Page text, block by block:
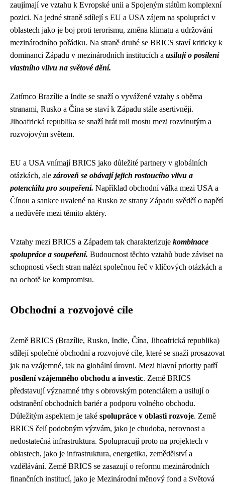
zaujímají ve vztahu k Evropské unii a Spojeným státům komplexní
pozici. Na jedné straně sdílejí s EU a USA zájem na spolupráci v
oblastech jako je boj proti terorismu, změna klimatu a udržování
mezinárodního pořádku. Na straně druhé se BRICS staví kriticky k
dominanci Západu v mezinárodních institucích a usilují o posílení
vlastního vlivu na světové dění.
Zatímco Brazílie a Indie se snaží o vyvážené vztahy s oběma
stranami, Rusko a Čína se staví k Západu stále asertivněji.
Jihoafrická republika se snaží hrát roli mostu mezi rozvinutým a
rozvojovým světem.
EU a USA vnímají BRICS jako důležité partnery v globálních
otázkách, ale zároveň se obávají jejich rostoucího vlivu a
potenciálu pro soupeření. Například obchodní válka mezi USA a
Čínou a sankce uvalené na Rusko ze strany Západu svědčí o napětí
a nedůvěře mezi těmito aktéry.
Vztahy mezi BRICS a Západem tak charakterizuje kombinace
spolupráce a soupeření. Budoucnost těchto vztahů bude záviset na
schopnosti všech stran nalézt společnou řeč v klíčových otázkách a
na ochotě ke kompromisu.
Obchodní a rozvojové cíle
Země BRICS (Brazílie, Rusko, Indie, Čína, Jihoafrická republika)
sdílejí společné obchodní a rozvojové cíle, které se snaží prosazovat
jak na vzájemné, tak na globální úrovni. Mezi hlavní priority patří
posílení vzájemného obchodu a investic. Země BRICS
představují významné trhy s obrovským potenciálem a usilují o
odstranění obchodních bariér a podporu volného obchodu.
Důležitým aspektem je také spolupráce v oblasti rozvoje. Země
BRICS čelí podobným výzvám, jako je chudoba, nerovnost a
nedostatečná infrastruktura. Spolupracují proto na projektech v
oblastech, jako je infrastruktura, energetika, zemědělství a
vzdělávání. Země BRICS se zasazují o reformu mezinárodních
finančních institucí, jako je Mezinárodní měnový fond a Světová